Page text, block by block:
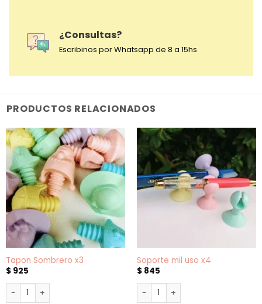
¿Consultas?
Escribinos por Whatsapp de 8 a 15hs
PRODUCTOS RELACIONADOS
Tapon Sombrero x3
$925
Tapon Sombrero x3 cantidad
Soporte mil uso x4
$845
Soporte mil uso x4 cantidad